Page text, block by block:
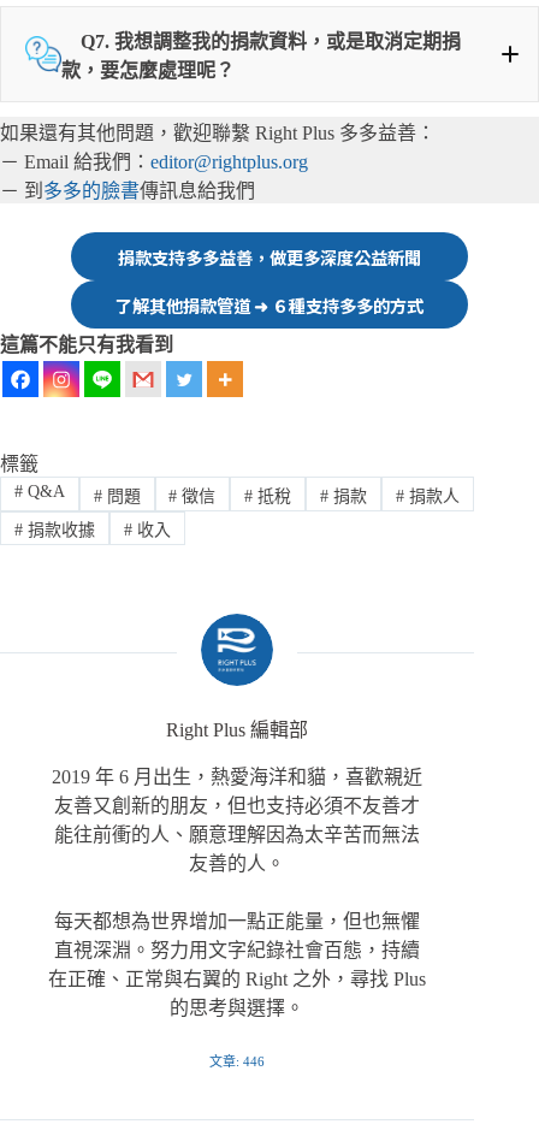
➋ 每季一封的「捐款人限定報」
優先參與每 2 年一次的「捐款人小聚」
2. 當年度單筆捐款（不限金額），或前一年度曾定期定額
可以收到每季一封的「捐款人限定報」：
多多的臉書
都可以合法抵稅
Q7. 我想調整我的捐款資料，或是取消定期捐
款，要怎麼處理呢？
多多的臉書
如果還有其他問題，歡迎聯繫 Right Plus 多多益善：
－ Email 給我們： editor@rightplus.org
－ 到 多多的臉書傳訊息給我們
捐款支持多多益善，做更多深度公益新聞
了解其他捐款管道 ➜ ６種支持多多的方式
這篇不能只有我看到
標籤
#Q&A #問題 # 徵信 # 抵稅 # 捐款 #捐款人
#捐款收據 #收入
Right Plus 編輯部
2019 年 6 月出生，熱愛海洋和貓，喜歡親近
友善又創新的朋友，但也支持必須不友善才
能往前衝的人、願意理解因為太辛苦而無法
友善的人。
每天都想為世界增加一點正能量，但也無懼
直視深淵。努力用文字紀錄社會百態，持續
在正確、正常與右翼的 Right 之外，尋找 Plus
的思考與選擇。
文章: 446